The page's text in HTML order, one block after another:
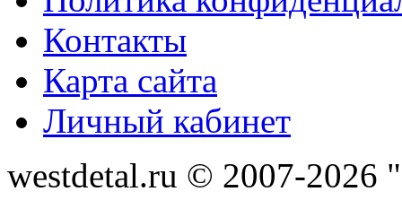
Контакты
Карта сайта
Личный кабинет
westdetal.ru © 2007-2026